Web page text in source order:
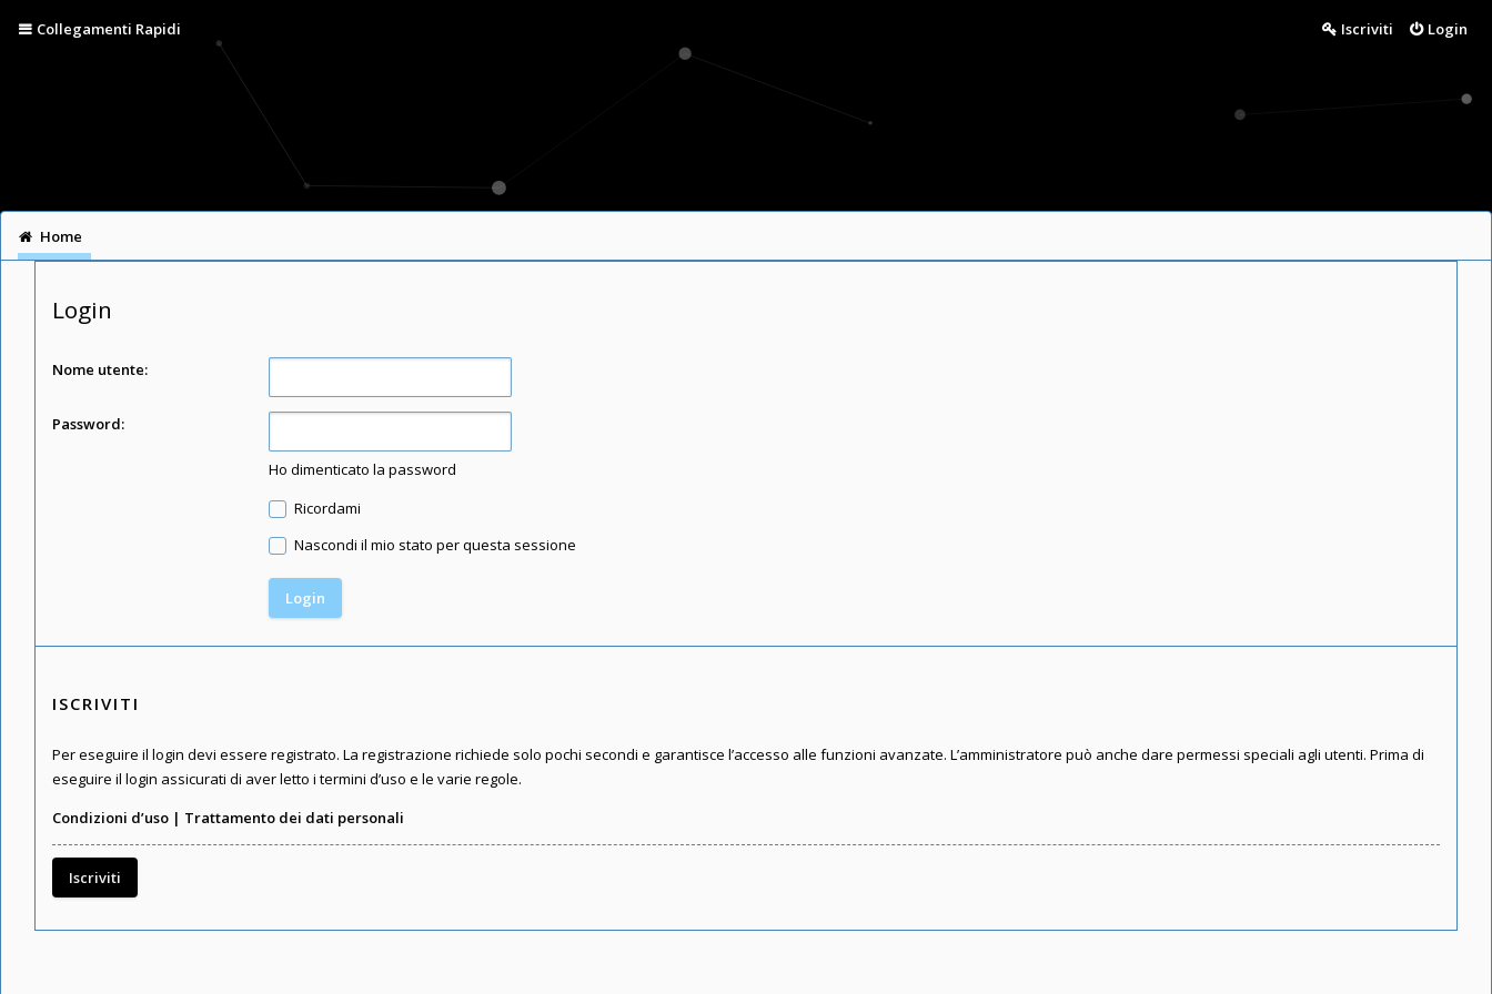
Collegamenti Rapidi Login
Iscriviti
Home
Login
Nome utente:
Password:
Ho dimenticato la password
Ricordami
Nascondi il mio stato per questa sessione
ISCRIVITI
Per eseguire il login devi essere registrato. La registrazione richiede solo pochi secondi e garantisce l’accesso alle funzioni avanzate. L’amministratore può anche dare permessi speciali agli utenti. Prima di
eseguire il login assicurati di aver letto i termini d’uso e le varie regole.
Condizioni d’uso | Trattamento dei dati personali
Iscriviti